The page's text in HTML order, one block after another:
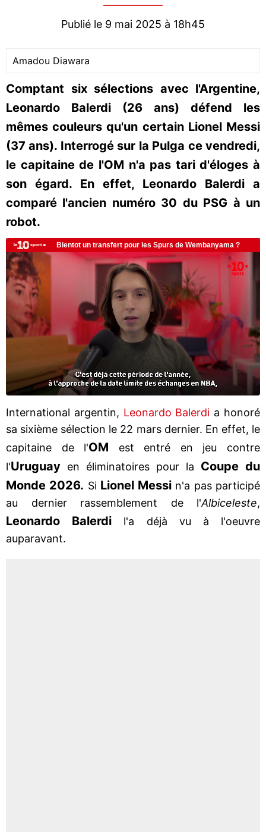
Publié le 9 mai 2025 à 18h45
Amadou Diawara
Comptant six sélections avec l'Argentine,
Leonardo Balerdi (26 ans) défend les
mêmes couleurs qu'un certain Lionel Messi
(37 ans). Interrogé sur la Pulga ce vendredi,
le capitaine de l'OM n'a pas tari d'éloges à
son égard. En effet, Leonardo Balerdi a
comparé l'ancien numéro 30 du PSG à un
robot.
International argentin, Leonardo Balerdi a honoré
sa sixième sélection le 22 mars dernier. En effet, le
capitaine de l'OM est entré en jeu contre
l'Uruguay en éliminatoires pour la Coupe du
Monde 2026. Si Lionel Messi n'a pas participé
au dernier rassemblement de l'Albiceleste,
Leonardo Balerdi l'a déjà vu à l'oeuvre
auparavant.